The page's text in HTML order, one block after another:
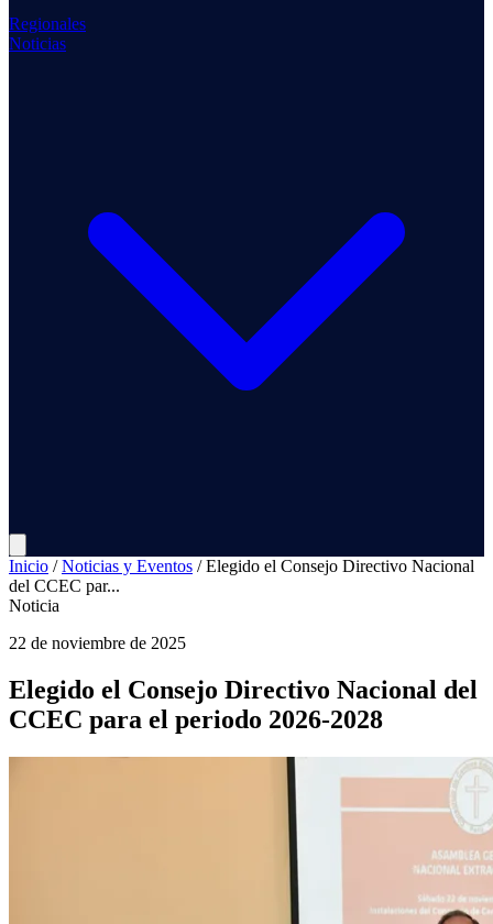
Regionales
Noticias
Inicio / Noticias y Eventos / Elegido el Consejo Directivo Nacional
del CCEC par...
Noticia
22 de noviembre de 2025
Elegido el Consejo Directivo Nacional del
CCEC para el periodo 2026-2028